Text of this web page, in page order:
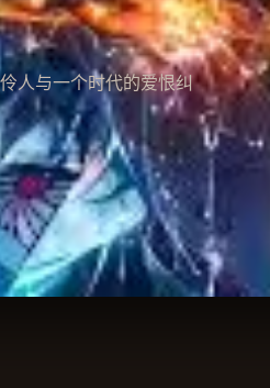
人与一个时代的爱恨纠